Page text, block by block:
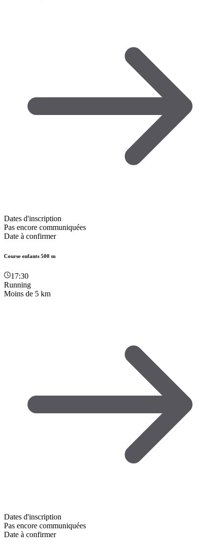
Dates d'inscription
Pas encore communiquées
Date à confirmer
Course enfants 500 m
17:30
Running
Moins de 5 km
Dates d'inscription
Pas encore communiquées
Date à confirmer